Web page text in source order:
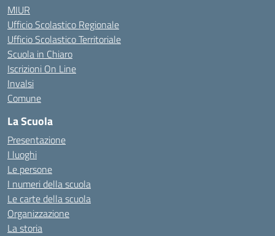
MIUR
Ufficio Scolastico Regionale
Ufficio Scolastico Territoriale
Scuola in Chiaro
Iscrizioni On Line
Invalsi
Comune
La Scuola
Presentazione
I luoghi
Le persone
I numeri della scuola
Le carte della scuola
Organizzazione
La storia